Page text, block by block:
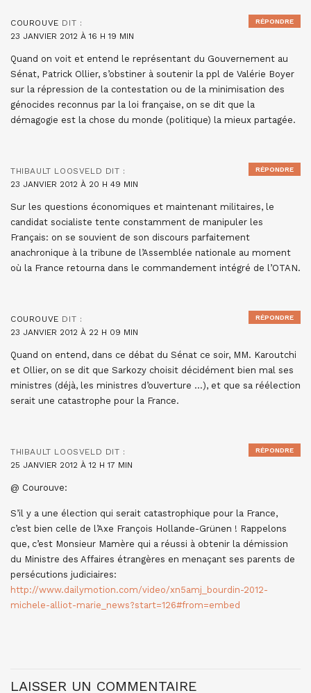
COUROUVE DIT :
23 JANVIER 2012 À 16 H 19 MIN
Quand on voit et entend le représentant du Gouvernement au
Sénat, Patrick Ollier, s’obstiner à soutenir la ppl de Valérie Boyer
sur la répression de la contestation ou de la minimisation des
génocides reconnus par la loi française, on se dit que la
démagogie est la chose du monde (politique) la mieux partagée.
RÉPONDRE
THIBAULT LOOSVELD DIT :
23 JANVIER 2012 À 20 H 49 MIN
Sur les questions économiques et maintenant militaires, le
candidat socialiste tente constamment de manipuler les
Français: on se souvient de son discours parfaitement
anachronique à la tribune de l’Assemblée nationale au moment
où la France retourna dans le commandement intégré de l’OTAN.
RÉPONDRE
COUROUVE DIT :
23 JANVIER 2012 À 22 H 09 MIN
Quand on entend, dans ce débat du Sénat ce soir, MM. Karoutchi
et Ollier, on se dit que Sarkozy choisit décidément bien mal ses
ministres (déjà, les ministres d’ouverture …), et que sa réélection
serait une catastrophe pour la France.
RÉPONDRE
THIBAULT LOOSVELD DIT :
25 JANVIER 2012 À 12 H 17 MIN
@ Courouve:
S’il y a une élection qui serait catastrophique pour la France,
c’est bien celle de l’Axe François Hollande-Grünen ! Rappelons
que, c’est Monsieur Mamère qui a réussi à obtenir la démission
du Ministre des Affaires étrangères en menaçant ses parents de
persécutions judiciaires:
http://www.dailymotion.com/video/xn5amj_bourdin-2012-
michele-alliot-marie_news?start=126#from=embed
RÉPONDRE
LAISSER UN COMMENTAIRE